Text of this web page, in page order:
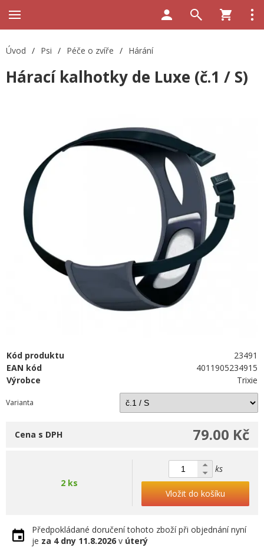
Úvod / Psi / Péče o zvíře / Hárání
Hárací kalhotky de Luxe (č.1 / S)
Kód produktu
23491
EAN kód
4011905234915
Výrobce
Trixie
Varianta
79.00 Kč
Cena s DPH
2 ks
ks
Vložit do košíku
Předpokládané doručení tohoto zboží při objednání nyní
je za 4 dny 11.8.2026 v úterý